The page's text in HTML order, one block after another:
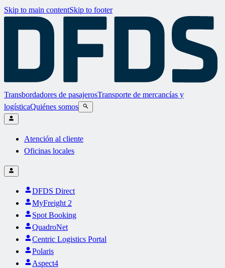
Skip to main contentSkip to footer
Transbordadores de pasajerosTransporte de mercancías y
logísticaQuiénes somos
Atención al cliente
Oficinas locales
DFDS Direct
MyFreight 2
Spot Booking
QuadroNet
Centric Logistics Portal
Polaris
Aspect4